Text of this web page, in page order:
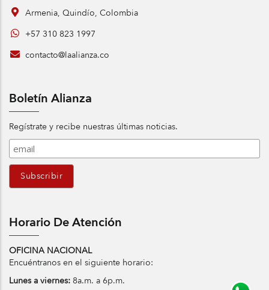
Armenia, Quindío, Colombia
+57 310 823 1997
contacto@laalianza.co
Boletín Alianza
Regístrate y recibe nuestras últimas noticias.
Horario De Atención
OFICINA NACIONAL
Encuéntranos en el siguiente horario:
Lunes a viernes: 8a.m. a 6p.m.